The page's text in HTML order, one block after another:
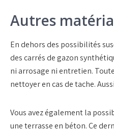
Autres
En dehors des possibilités
des carrés de gazon
ni arrosage ni entretien.
nettoyer en cas de tache.
Vous avez également la
une terrasse en béton. Ce